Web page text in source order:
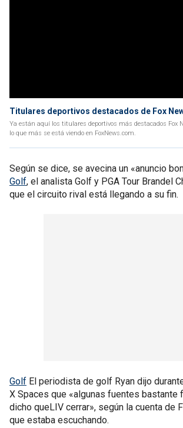
Titulares deportivos destacados de Fox
Ya están aquí los titulares deportivos más destacados Fox
lo que más se está viendo en FoxNews.com.
Según se dice, se avecina un «anuncio
Golf, el analista Golf y PGA Tour Brandel
que el circuito rival está llegando a su fin.
Golf El periodista de golf Ryan dijo
X Spaces que «algunas fuentes bastante
dicho queLIV cerrar», según la cuenta de
que estaba escuchando.